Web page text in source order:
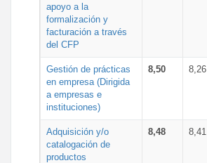
apoyo a la
formalización y
facturación a través
del CFP
Gestión de prácticas
en empresa (Dirigida
a empresas e
instituciones)
8,50 8,26
Adquisición y/o
catalogación de
productos
8,48 8,41